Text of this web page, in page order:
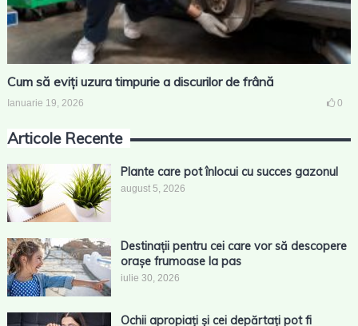
Cum să eviți uzura timpurie a discurilor de frână
Ianuarie 19, 2026 0
Articole Recente
Plante care pot înlocui cu succes gazonul
august 5, 2026
Destinații pentru cei care vor să descopere
orașe frumoase la pas
iulie 30, 2026
Ochii apropiați și cei depărtați pot fi